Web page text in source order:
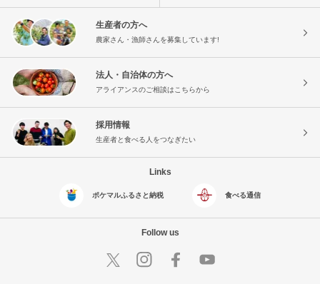
生産者の方へ
農家さん・漁師さんを募集しています!
法人・自治体の方へ
アライアンスのご相談はこちらから
採用情報
生産者と食べる人をつなぎたい
Links
ポケマルふるさと納税 食べる通信
Follow us